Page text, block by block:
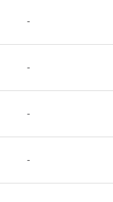
-
-
-
-